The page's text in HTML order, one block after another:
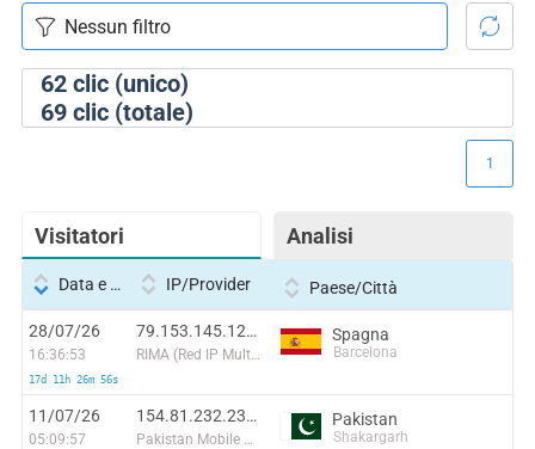
62clic (unico)
69clic (totale)
Visitatori Analisi
1
Data e ora IP/Provider Paese/Città
28/07/26
16:36:53
17d 11h 26m 56s
79.153.145.127:40444
RIMA (Red IP Multi Acceso)
Spagna
Barcelona
11/07/26
05:09:57
154.81.232.231:40332
Pakistan Mobile Communications Limited
Pakistan
Shakargarh